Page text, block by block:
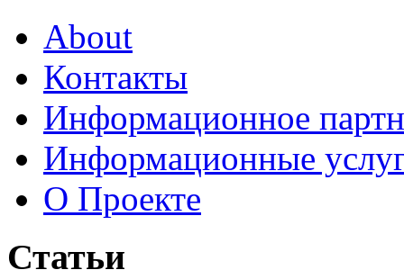
About
Контакты
Информационное
Информационные
О Проекте
Статьи